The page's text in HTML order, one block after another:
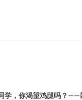
学，你渴望鸡腿吗？——